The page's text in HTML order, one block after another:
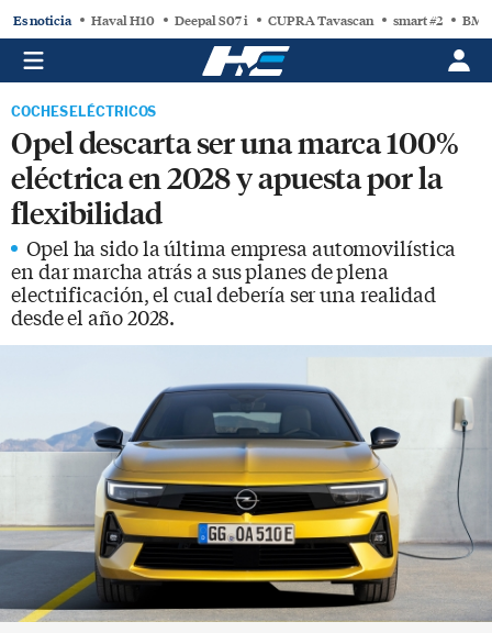
Es noticia Haval H10 Deepal S07 i CUPRA Tavascan smart #2
COCHES ELÉCTRICOS
Opel descarta ser una marca 100%
eléctrica en 2028 y apuesta por la
flexibilidad
Opel ha sido la última empresa automovilística
en dar marcha atrás a sus planes de plena
electrificación, el cual debería ser una realidad
desde el año 2028.